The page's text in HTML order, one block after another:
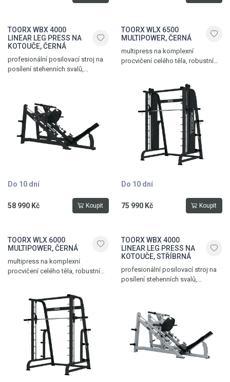
TOORX WBX 4000
LINEAR LEG PRESS NA
KOTOUČE, ČERNÁ
profesionální posilovací stroj na
posílení stehenních svalů,
mm, polohovatelný sklon zádové
opěrky ve 3 polohách, pojezd s
ložisky, max. nosnost 500 kg
Do 10 dní
58 990 Kč Koupit
TOORX WLX 6500
MULTIPOWER, ČERNÁ
multipress na komplexní
procvičení celého těla, robustní
pouzdrem, nastavitelná výška
vedené osy, integrované
protizávaží vyvažující váhu osy, 6
odkládacích trnů na kotouče s
vrtáním 50 mm, max. nosnost 200
kg, hmotnost 288 kg, černá
Do 10 dní
75 990 Kč Koupit
TOORX WLX 6000
MULTIPOWER, ČERNÁ
multipress na komplexní
procvičení celého těla, robustní
pouzdrem, nastavitelná výška
vedené osy, 6 odkládacích trnů na
kotouče s vrtáním 50 mm, max.
nosnost 200 kg, černá
TOORX WBX 4000
LINEAR LEG PRESS NA
KOTOUČE, STŘÍBRNÁ
profesionální posilovací stroj na
posílení stehenních svalů,
mm, polohovatelný sklon zádové
opěrky ve 3 polohách, pojezd s
ložisky, max. nosnost 500 kg